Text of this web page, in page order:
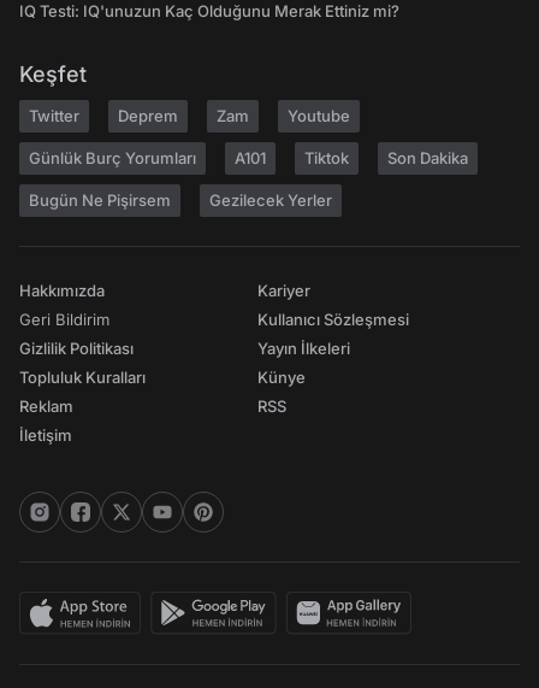
IQ Testi: IQ'unuzun Kaç Olduğunu Merak Ettiniz mi?
Keşfet
Twitter Deprem Zam Youtube
Günlük Burç Yorumları A101 Tiktok Son Dakika
Bugün Ne Pişirsem Gezilecek Yerler
Hakkımızda
Geri Bildirim
Gizlilik Politikası
Topluluk Kuralları
Reklam
İletişim
Kariyer
Kullanıcı Sözleşmesi
Yayın İlkeleri
Künye
RSS